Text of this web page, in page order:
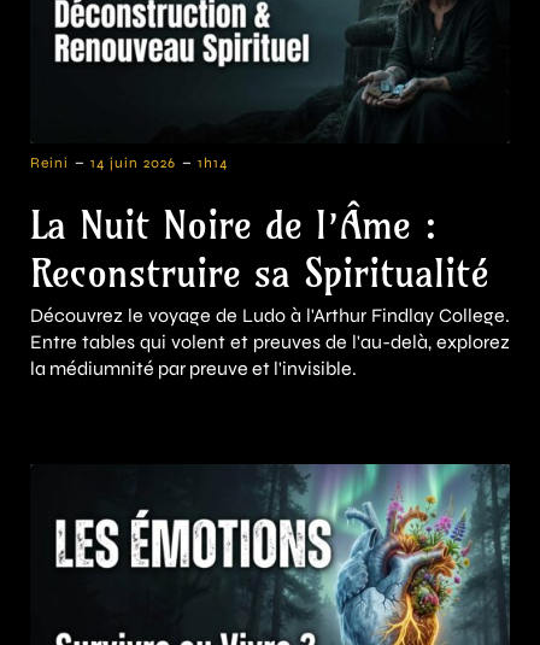
Reini - 14 juin 2026 - 1h14
La Nuit Noire de l’Âme :
Reconstruire sa Spiritualité
Découvrez le voyage de Ludo à l'Arthur Findlay College.
Entre tables qui volent et preuves de l'au-delà, explorez
la médiumnité par preuve et l'invisible.